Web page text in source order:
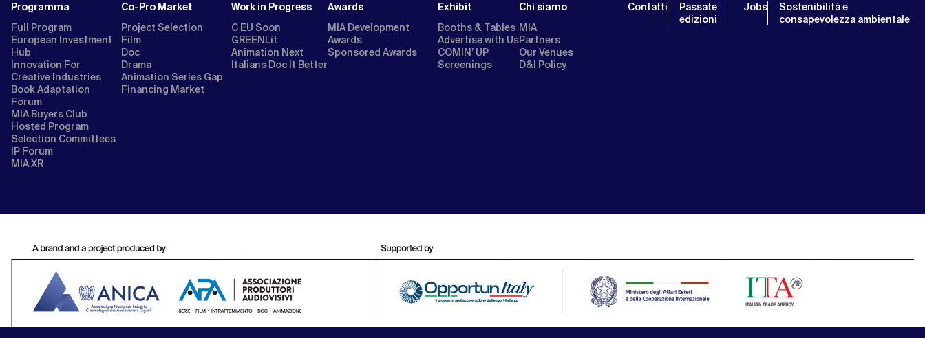
Programma
Full Program
European Investment
Hub
Innovation For
Creative Industries
Book Adaptation
Forum
MIA Buyers Club
Hosted Program
Selection Committees
IP Forum
MIA XR
Co-Pro Market
Project Selection
Film
Doc
Drama
Animation Series Gap
Financing Market
Work in Progress
C EU Soon
GREENLit
Animation Next
Italians Doc It Better
Awards
MIA Development
Awards
Sponsored Awards
Exhibit
Booths & Tables
Advertise with Us
COMIN’ UP
Screenings
Chi siamo
MIA
Partners
Our Venues
D&I Policy
Contatti
Passate
edizioni
Jobs
Sostenibilità e
consapevolezza ambientale